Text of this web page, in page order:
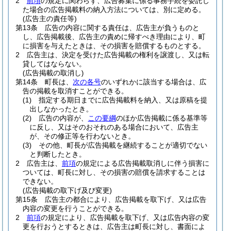
た場合の広告掲載料の納入方法については、別に定める。
(広告主の責任等)
第13条
広告の内容に関する責任は、広告主が負うものと
し、広告掲載後、広告主の責めに帰すべき理由により、町
に損害を与えたときは、その損害を賠償するものとする。
2
広告主は、決定を受けた広告掲載の権利を譲渡し、又は転
貸してはならない。
(広告掲載の取消し)
第14条
町長は、 次の各号のいずれかに該当する場合は、広
告の掲載を取消すことができる。
(1)
指定する期日までに広告掲載料を納入、又は原稿を提
出しなかったとき。
(2)
広告の内容が、 この要綱のほか広告掲載に係る基準等
に反し、又はそのおそれのある場合において、広告主
が、その修正等を行わないとき。
(3)
その他、町長が広告掲載を継続することが適切でない
と判断したとき。
2
広告主は、 前項の規定による広告掲載取消しに伴う損害に
ついては、町長に対し、その損害の賠償を請求することは
できない。
(広告掲載の取下げ及び変更)
第15条
広告主の都合により、広告掲載を取下げ、又は広告
内容の変更を行うことができる。
2
前項の規定により、広告掲載を取下げ、又は広告内容の変
更を行おうとするときは、広告主は町長に対し、書面によ